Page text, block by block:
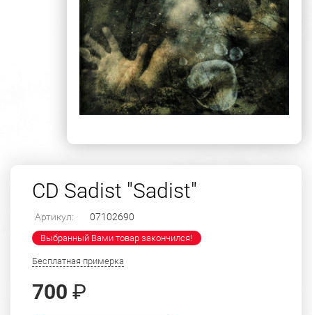
CD Sadist "Sadist"
Артикул: 07102690
Выбранный Вами товар закончился!
Бесплатная примерка
700 ₽